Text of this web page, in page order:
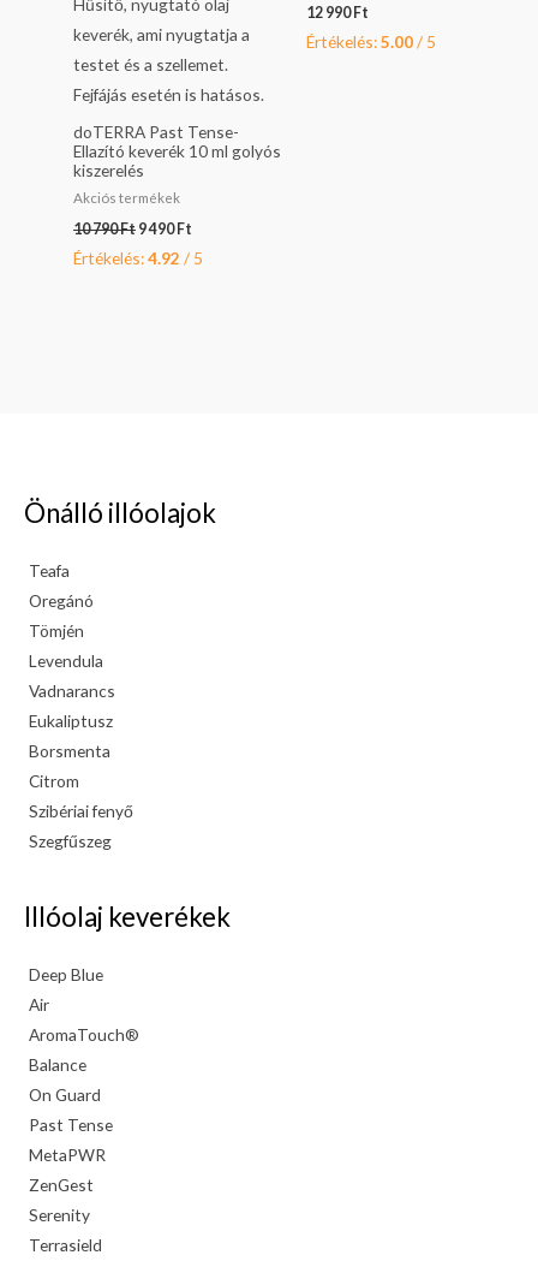
doTERRA Past Tense-
Ellazító keverék 10 ml golyós
kiszerelés
Akciós termékek
10 790Ft 9 490 Ft
Értékelés:4.92 / 5
12 990 Ft
Értékelés:5.00/ 5
Önálló illóolajok
Teafa
Oregánó
Tömjén
Levendula
Vadnarancs
Eukaliptusz
Borsmenta
Citrom
Szibériai fenyő
Szegfűszeg
Illóolaj keverékek
Deep Blue
Air
AromaTouch®
Balance
On Guard
Past Tense
MetaPWR
ZenGest
Serenity
Terrasield